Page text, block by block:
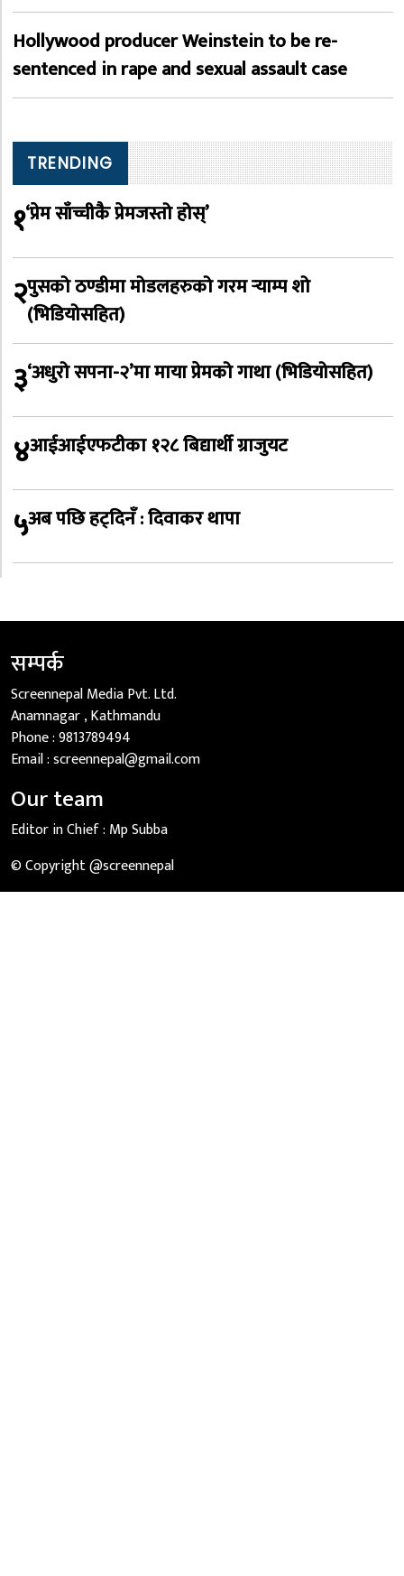
Hollywood producer Weinstein to be re-
sentenced in rape and sexual assault case
TRENDING
१‘प्रेम साँच्चीकै प्रेमजस्तो होस्’
२पुसको ठण्डीमा मोडलहरुको गरम र्‍याम्प शो
(भिडियोसहित)
३‘अधुरो सपना-२’मा माया प्रेमको गाथा (भिडियोसहित)
४आईआईएफटीका १२८ बिद्यार्थी ग्राजुयट
५अब पछि हट्दिनँ : दिवाकर थापा
सम्पर्क
Screennepal Media Pvt. Ltd.
Anamnagar , Kathmandu
Phone :9813789494
Email :screennepal@gmail.com
Our team
Editor in Chief : Mp Subba
© Copyright @screennepal